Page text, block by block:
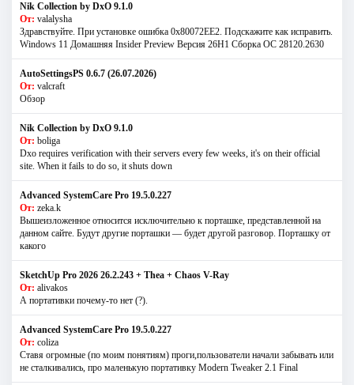
Nik Collection by DxO 9.1.0
От: valalysha
Здравствуйте. При установке ошибка 0х80072EE2. Подскажите как исправить.
Windows 11 Домашняя Insider Preview Версия 26H1 Сборка ОС 28120.2630
AutoSettingsPS 0.6.7 (26.07.2026)
От: valcraft
Обзор
Nik Collection by DxO 9.1.0
От: boliga
Dxo requires verification with their servers every few weeks, it's on their official
site. When it fails to do so, it shuts down
Advanced SystemCare Pro 19.5.0.227
От: zeka.k
Вышеизложенное относится исключительно к порташке, представленной на
данном сайте. Будут другие порташки — будет другой разговор. Порташку от
какого
SketchUp Pro 2026 26.2.243 + Thea + Chaos V-Ray
От: alivakos
А портативки почему-то нет (?).
Advanced SystemCare Pro 19.5.0.227
От: coliza
Ставя огромные (по моим понятиям) проги,пользователи начали забывать или
не сталкивались, про маленькую портативку Modern Tweaker 2.1 Final